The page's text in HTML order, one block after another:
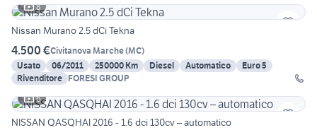
8
Nissan Murano 2.5 dCi Tekna
4.500 €Civitanova Marche(MC)
Usato
06/2011 250000 Km Diesel Automatico
Euro 5
Rivenditore FORESI GROUP
6
NISSAN QASQHAI 2016 - 1.6 dci 130cv – automatico